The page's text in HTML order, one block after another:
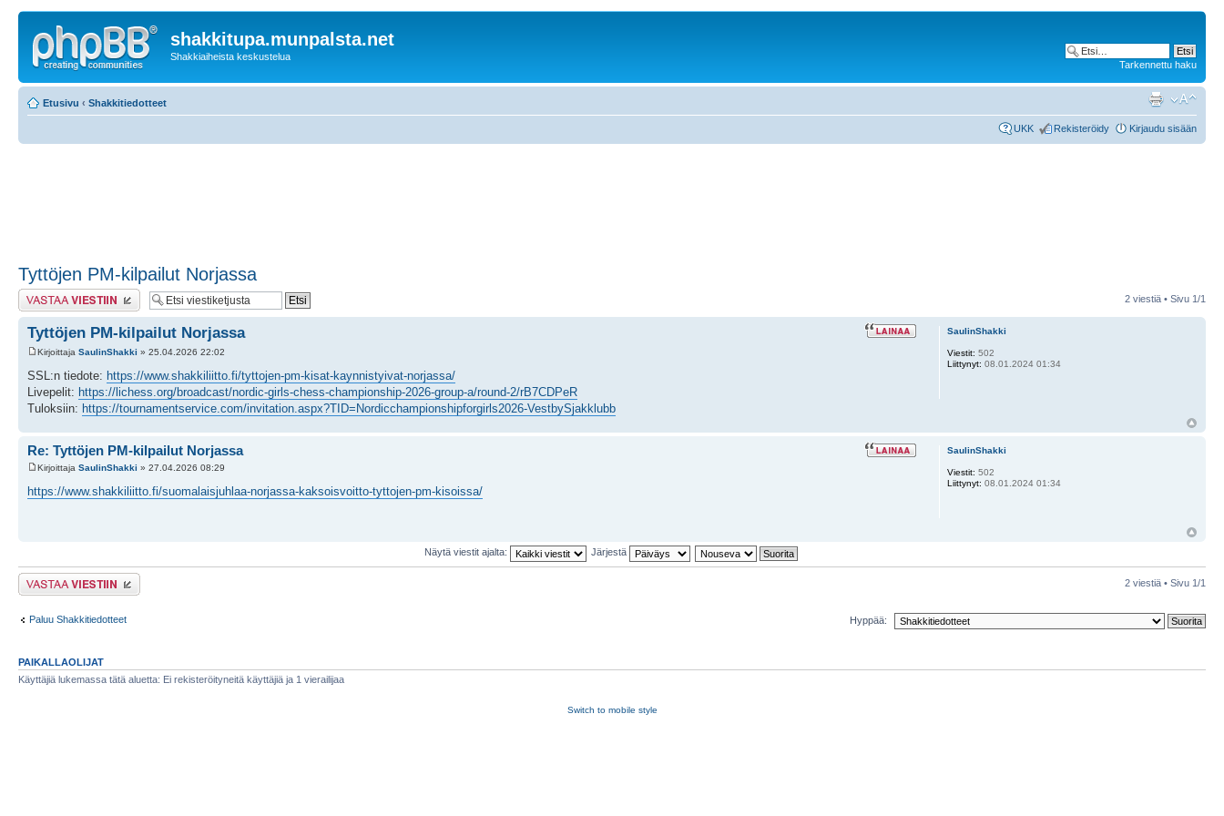
shakkitupa.munpalsta.net
Shakkiaiheista keskustelua
Tarkennettu haku
Etusivu ‹ Shakkitiedotteet
UKK Rekisteröidy Kirjaudu sisään
Tyttöjen PM-kilpailut Norjassa
Lähetä vastaus 2 viestiä • Sivu 1/1
Tyttöjen PM-kilpailut Norjassa
Kirjoittaja SaulinShakki » 25.04.2026 22:02
SSL:n tiedote: https://www.shakkiliitto.fi/tyttojen-pm-kisat-kaynnistyivat-norjassa/
Livepelit: https://lichess.org/broadcast/nordic-girls-chess-championship-2026-group-a/round-2/rB7CDPeR
Tuloksiin: https://tournamentservice.com/invitation.aspx?TID=Nordicchampionshipforgirls2026-VestbySjakklubb
SaulinShakki
Viestit: 502
Liittynyt: 08.01.2024 01:34
Re: Tyttöjen PM-kilpailut Norjassa
Kirjoittaja SaulinShakki » 27.04.2026 08:29
https://www.shakkiliitto.fi/suomalaisjuhlaa-norjassa-kaksoisvoitto-tyttojen-pm-kisoissa/
SaulinShakki
Viestit: 502
Liittynyt: 08.01.2024 01:34
Näytä viestit ajalta: Järjestä
Lähetä vastaus 2 viestiä • Sivu 1/1
Paluu Shakkitiedotteet Hyppää:
PAIKALLAOLIJAT
Käyttäjiä lukemassa tätä aluetta: Ei rekisteröityneitä käyttäjiä ja 1 vierailijaa
Switch to mobile style